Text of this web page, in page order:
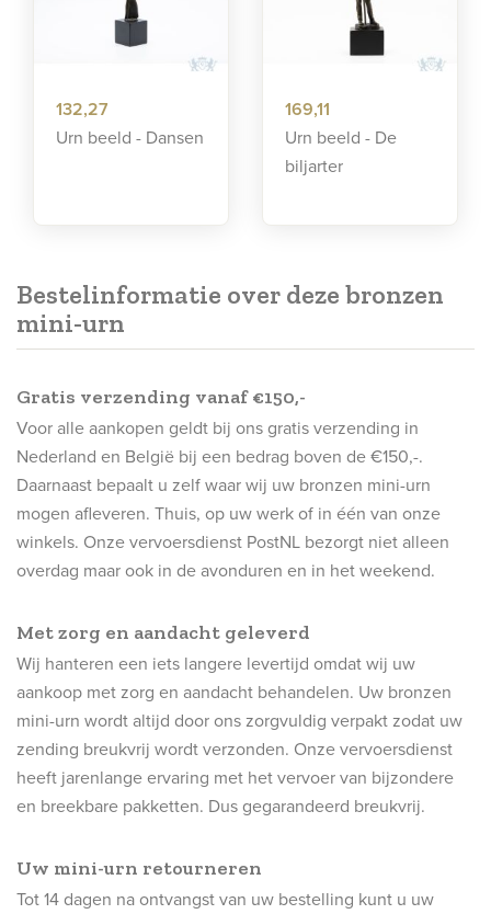
132,27
Urn beeld - Dansen
169,11
Urn beeld - De
biljarter
Bestelinformatie over deze bronzen
mini-urn
Gratis verzending vanaf €150,-
Voor alle aankopen geldt bij ons gratis verzending in
Nederland en België bij een bedrag boven de €150,-.
Daarnaast bepaalt u zelf waar wij uw bronzen mini-urn
mogen afleveren. Thuis, op uw werk of in één van onze
winkels. Onze vervoersdienst PostNL bezorgt niet alleen
overdag maar ook in de avonduren en in het weekend.
Met zorg en aandacht geleverd
Wij hanteren een iets langere levertijd omdat wij uw
aankoop met zorg en aandacht behandelen. Uw bronzen
mini-urn wordt altijd door ons zorgvuldig verpakt zodat uw
zending breukvrij wordt verzonden. Onze vervoersdienst
heeft jarenlange ervaring met het vervoer van bijzondere
en breekbare pakketten. Dus gegarandeerd breukvrij.
Uw mini-urn retourneren
Tot 14 dagen na ontvangst van uw bestelling kunt u uw